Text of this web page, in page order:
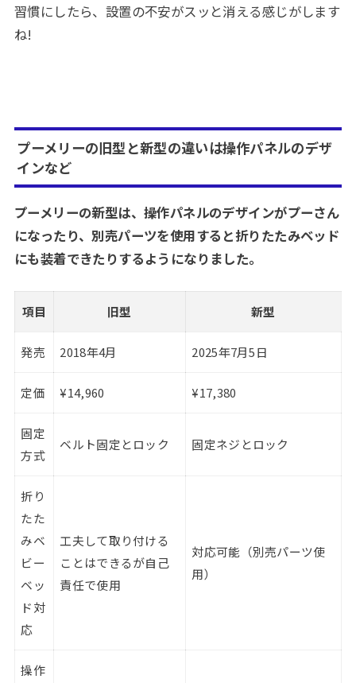
習慣にしたら、設置の不安がスッと消える感じがします
ね!
プーメリーの旧型と新型の違いは操作パネルのデザ
インなど
プーメリーの新型は、操作パネルのデザインがプーさん
になったり、別売パーツを使用すると折りたたみベッド
にも装着できたりするようになりました。
項目 旧型 新型
発売 2018年4月 2025年7月5日
定価 ¥14,960 ¥17,380
固定
方式
ベルト固定とロック 固定ネジとロック
折り
たた
みベ
ビー
ベッ
ド対
応
工夫して取り付ける
ことはできるが自己
責任で使用
対応可能（別売パーツ使
用）
操作